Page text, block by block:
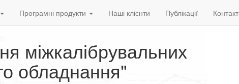
Програмні продукти Наші клієнти Публікації
міжкалібрувальних
обладнання"